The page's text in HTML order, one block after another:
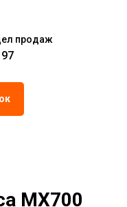
продаж
МХ700